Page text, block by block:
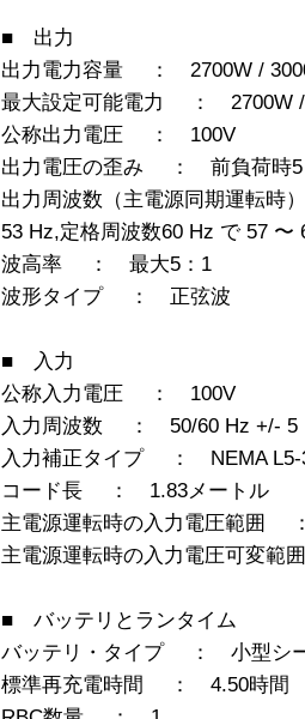
■ 出力
出力電力容量 ： 2700W /
最大設定可能電力 ： 2700W /
公称出力電圧 ： 100V
出力電圧の歪み ： 前負荷時5
出力周波数（主電源同期運転
53 Hz,定格周波数60 Hz で 57 〜
波高率 ： 最大5：1
波形タイプ ： 正弦波
■ 入力
公称入力電圧 ： 100V
入力周波数 ： 50/60 Hz +/- 5
入力補正タイプ ： NEMA L5-
コード長 ： 1.83メートル
主電源運転時の入力電圧範囲
主電源運転時の入力電圧可変
■ バッテリとランタイム
バッテリ・タイプ ： 小型シ
標準再充電時間 ： 4.50時間